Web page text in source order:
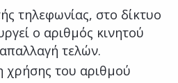
τηλεφωνίας, στο δίκτυο
ο αριθμός κινητού
τελών.
χρήσης του αριθμού